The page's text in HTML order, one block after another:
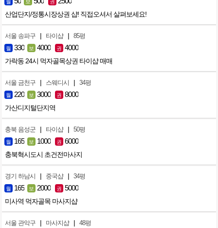
월 보 권
산업단지/정통시장상권 샵! 직접오셔서 살펴보세요!
서울 송파구 | 타이샵 | 85평
월 330 보 4000 권 4000
가락동 24시 먹자골목상권 타이샵 매매
서울 금천구 | 스웨디시 | 34평
월 220 보 3000 권 8000
가산디지털단지역
충북 음성군 | 타이샵 | 50평
월 165 보 1000 권 6000
충북혁시도시 초건전마사지
경기 하남시 | 중국샵 | 34평
월 165 보 2000 권 5000
미사역 먹자골목 마사지샵
서울 관악구 | 마사지샵 | 48평